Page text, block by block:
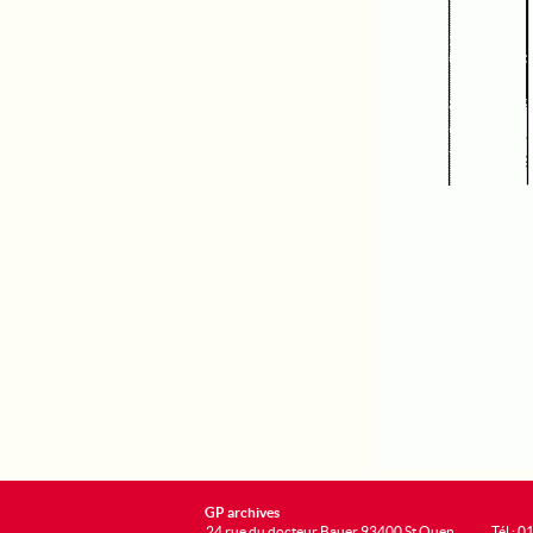
GP archives